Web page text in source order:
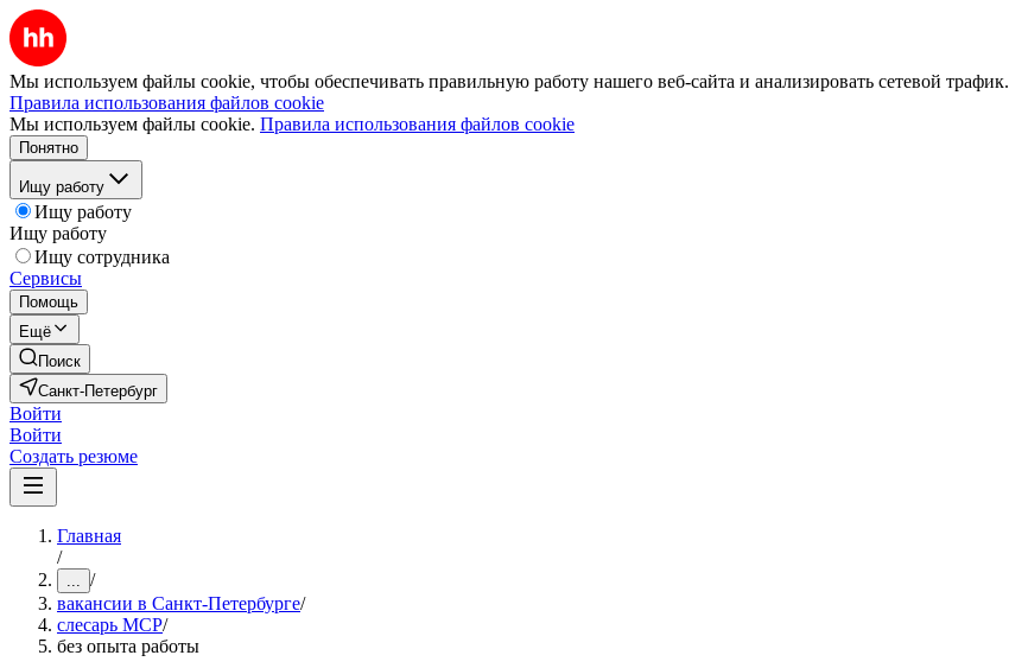
Мы используем файлы cookie, чтобы обеспечивать правильную работу нашего веб-сайта и анализировать сетевой трафик.
Правила использования файлов cookie
Мы используем файлы cookie. Правила использования файлов cookie
Понятно
Ищу работу
Ищу работу
Ищу работу
Ищу сотрудника
Сервисы
Помощь
Ещё
Поиск
Санкт-Петербург
Войти
Войти
Создать резюме
Главная
/
... /
вакансии в Санкт-Петербурге/
слесарь МСР/
без опыта работы